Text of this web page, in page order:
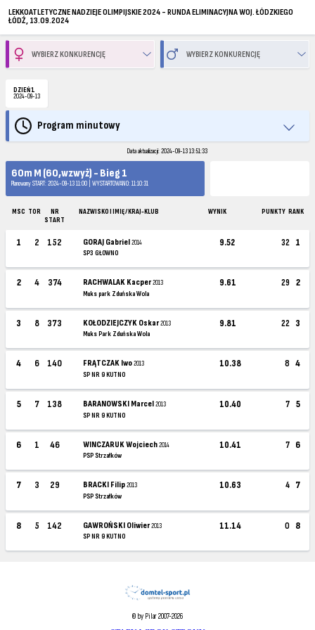
LEKKOATLETYCZNE NADZIEJE OLIMPIJSKIE 2024 - RUNDA ELIMINACYJNA WOJ. ŁÓDZKIEGO
ŁÓDŹ, 13.09.2024
DZIEŃ 1
2024-09-13
Program minutowy
Data aktualizacji: 2024-09-13 13:51:33
60m M (60,wzwyż) - Bieg 1
Planowany START: 2024-09-13 11:00 | WYSTARTOWANO: 11:10:31
MSC TOR
NR
START
NAZWISKO I IMIĘ / KRAJ-KLUB WYNIK PUNKTY RANK
1 2 152 GORAJ Gabriel2014
SP3 GŁOWNO
9.52 32 1
2 4 374 RACHWALAK Kacper2013
Muks park Zduńska Wola
9.61 29 2
3 8 373 KOŁODZIEJCZYK Oskar2013
Muks Park Zduńska Wola
9.81 22 3
4 6 140 FRĄTCZAK Iwo2013
SP NR 9 KUTNO
10.38 8 4
5 7 138 BARANOWSKI Marcel2013
SP NR 9 KUTNO
10.40 7 5
6 1 46 WINCZARUK Wojciech2014
PSP Strzałków
10.41 7 6
7 3 29 BRACKI Filip2013
PSP Strzałków
10.63 4 7
8 5 142 GAWROŃSKI Oliwier2013
SP NR 9 KUTNO
11.14 0 8
© by Pilar 2007-2026